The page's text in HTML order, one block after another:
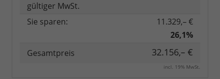
gültiger MwSt.
Sie sparen:
11.329,– €
26,1%
Gesamtpreis
32.156,– €
incl. 19% MwSt.